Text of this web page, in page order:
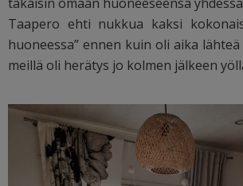
Taapero ehti nukkua kaksi
huoneessa” ennen kuin oli aika
meillä oli herätys jo kolmen jälkeen